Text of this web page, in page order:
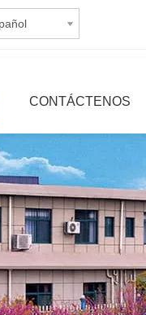
CONTÁCTENOS